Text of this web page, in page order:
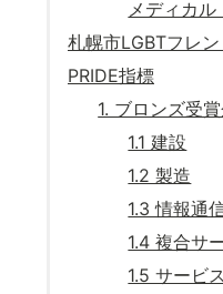
メディカ
札幌市LGBTフレ
PRIDE指標
1. ブロンズ受
1.1 建設
1.2 製造
1.3 情報通
1.4 複合サ
1.5 サービ